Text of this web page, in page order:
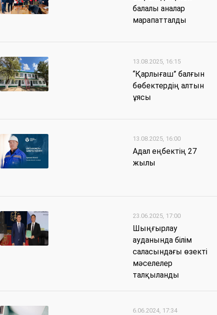
балалы аналар
марапатталды
13.08.2025, 16:15
“Қарлығаш” балғын
бөбектердің алтын
ұясы
13.08.2025, 16:00
Адал еңбектің 27
жылы
23.06.2025, 17:00
Шыңғырлау
ауданында білім
саласындағы өзекті
мәселелер
талқыланды
6.06.2024, 17:34